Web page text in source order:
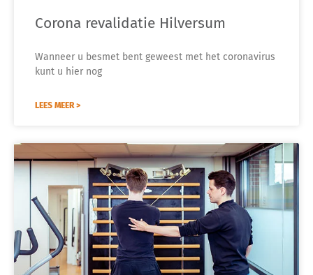
Corona revalidatie Hilversum
Wanneer u besmet bent geweest met het coronavirus
kunt u hier nog
LEES MEER >